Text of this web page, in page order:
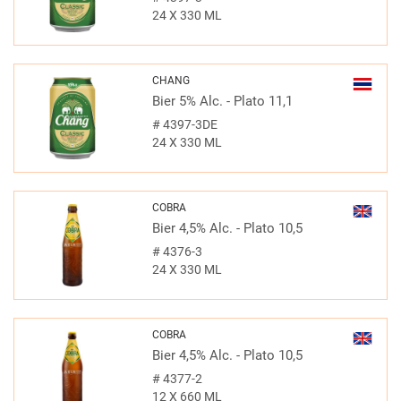
24 X 330 ML
CHANG
Bier 5% Alc. - Plato 11,1
#4397-3DE
24 X 330 ML
COBRA
Bier 4,5% Alc. - Plato 10,5
#4376-3
24 X 330 ML
COBRA
Bier 4,5% Alc. - Plato 10,5
#4377-2
12 X 660 ML